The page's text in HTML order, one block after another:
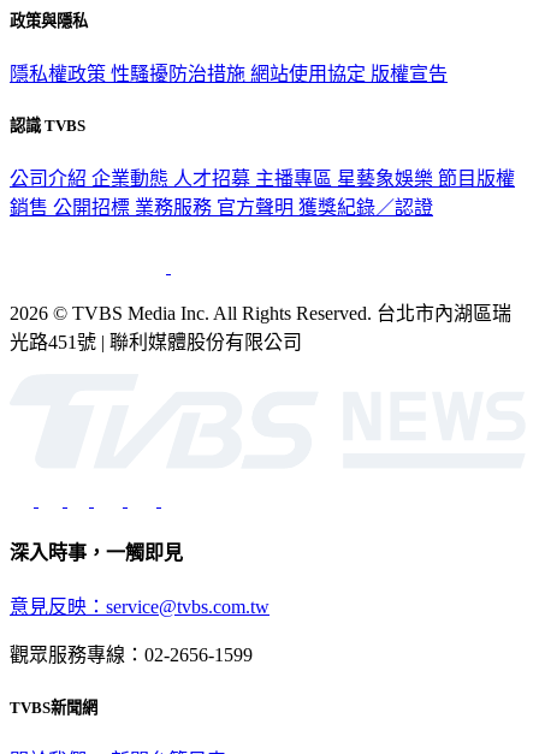
政策與隱私
隱私權政策 性騷擾防治措施 網站使用協定 版權宣告
認識 TVBS
公司介紹 企業動態 人才招募 主播專區 星藝象娛樂 節目版權
銷售 公開招標 業務服務 官方聲明 獲獎紀錄／認證
2026 © TVBS Media Inc. All Rights Reserved. 台北市內湖區瑞
光路451號 | 聯利媒體股份有限公司
深入時事，一觸即見
意見反映：service@tvbs.com.tw
觀眾服務專線：02-2656-1599
TVBS新聞網